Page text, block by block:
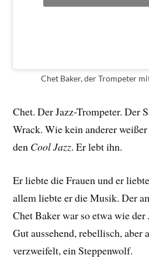
Chet Baker, der Trompeter
Chet. Der Jazz-Trompeter. Der
Wrack. Wie kein anderer
den Cool Jazz. Er lebt ihn.
Er liebte die Frauen und er
allem liebte er die Musik. Der
Chet Baker war so etwa wie der
Gut aussehend, rebellisch, aber
verzweifelt, ein Steppenwolf.